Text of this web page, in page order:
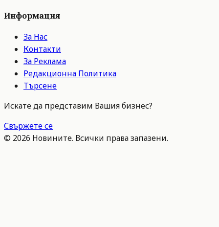
Информация
За Нас
Контакти
За Реклама
Редакционна Политика
Търсене
Искате да представим Вашия бизнес?
Свържете се
© 2026 Новините. Всички права запазени.